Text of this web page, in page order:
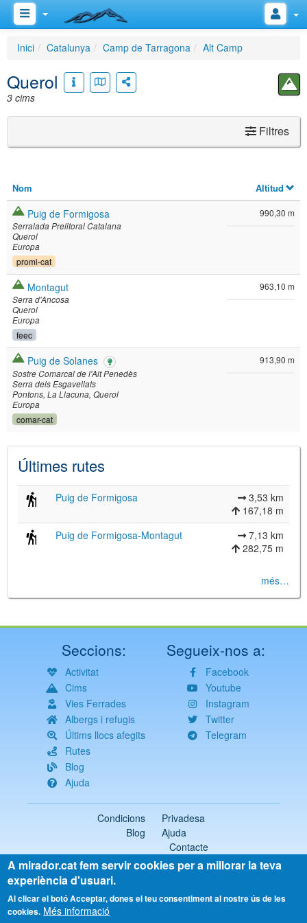
Inici Catalunya Camp de Tarragona Alt Camp
Querol
3 cims
Filtres
Nom Altitud
Puig de Formigosa
Serralada Prelitoral Catalana
Querol
Europa
promi-cat
990,30 m
Montagut
Serra d'Ancosa
Querol
Europa
feec
963,10 m
Puig de Solanes
Sostre Comarcal de l'Alt Penedès
Serra dels Esgavellats
Pontons La Llacuna Querol
Europa
comar-cat
913,90 m
Últimes rutes
Puig de Formigosa
3,53 km
167,18 m
Puig de Formigosa-Montagut
7,13 km
282,75 m
més…
Seccions:
Activitat
Cims
Vies Ferrades
Albergs i refugis
Últims llocs afegits
Rutes
Blog
Ajuda
Segueix-nos a:
Facebook
Youtube
Instagram
Twitter
Telegram
Condicions
Privadesa
Blog
Ajuda
Contacte
2018-2026 ©mirador.cat
Tots els drets reservats
Select
A mirador.cat fem servir cookies per a millorar la teva
experiència d'usuari.
Al clicar el botó Acceptar, dones el teu consentiment al nostre ús de les
cookies. Més informació